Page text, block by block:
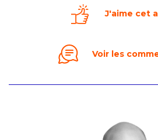
J'aime cet
Voir les